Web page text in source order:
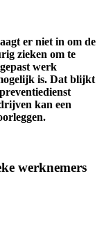
er niet in om de
zieken om te
werk
is. Dat blijkt
kan een
werknemers